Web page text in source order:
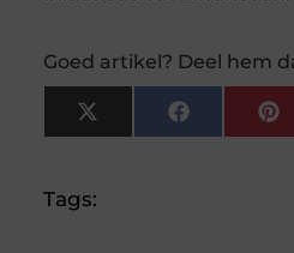
Goed artikel? Deel hem
X
(Twitter)
Facebook
Tags: